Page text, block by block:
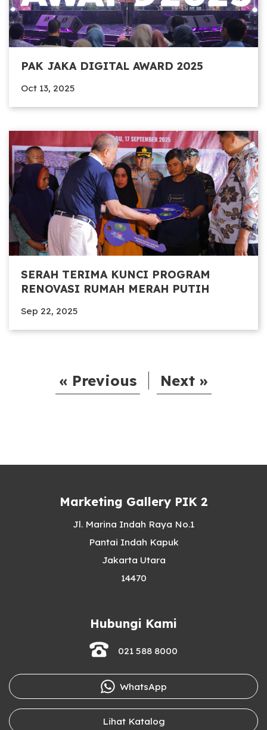
PAK JAKA DIGITAL AWARD 2025
Oct 13, 2025
SERAH TERIMA KUNCI PROGRAM
RENOVASI RUMAH MERAH PUTIH
Sep 22, 2025
« Previous Next »
Marketing Gallery PIK 2
Jl. Marina Indah Raya No.1
Pantai Indah Kapuk
Jakarta Utara
14470
Hubungi Kami
021 588 8000
WhatsApp
Lihat Katalog